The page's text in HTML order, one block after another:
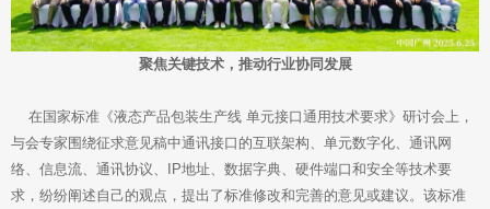
聚焦关键技术，推动行业协同发展
在国家标准《液态产品包装生产线 单元接口通用技术要求》研讨会上，
与会专家围绕征求意见稿中通讯接口的互联架构、单元数字化、通讯网
络、信息流、通讯协议、IP地址、数据字典、硬件端口和安全等技术要
求，纷纷阐述自己的观点，提出了标准修改和完善的意见或建议。该标准